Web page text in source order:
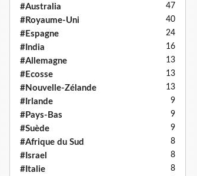
#Australia 47
#Royaume-Uni 40
#Espagne 24
#India 16
#Allemagne 13
#Ecosse 13
#Nouvelle-Zélande 13
#Irlande 9
#Pays-Bas 9
#Suède 9
#Afrique du Sud 8
#Israel 8
#Italie 8